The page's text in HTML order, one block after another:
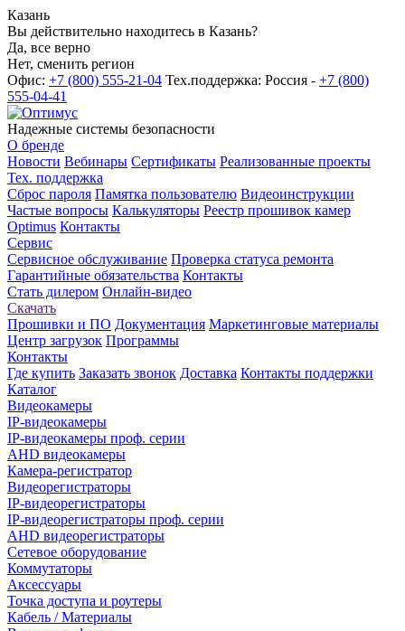
Казань
Вы действительно находитесь в Казань?
Да, все верно
Нет, сменить регион
Офис: +7 (800) 555-21-04 Тех.поддержка: Россия - +7 (800)
555-04-41
Надежные системы безопасности
О бренде
Новости Вебинары Сертификаты Реализованные проекты
Тех. поддержка
Сброс пароля Памятка пользователю Видеоинструкции
Частые вопросы Калькуляторы Реестр прошивок камер
Optimus Контакты
Сервис
Сервисное обслуживание Проверка статуса ремонта
Гарантийные обязательства Контакты
Стать дилером Онлайн-видео
Скачать
Прошивки и ПО Документация Маркетинговые материалы
Центр загрузок Программы
Контакты
Где купить Заказать звонок Доставка Контакты поддержки
Каталог
Видеокамеры
IP-видеокамеры
IP-видеокамеры проф. серии
AHD видеокамеры
Камера-регистратор
Видеорегистраторы
IP-видеорегистраторы
IP-видеорегистраторы проф. серии
AHD видеорегистраторы
Сетевое оборудование
Коммутаторы
Аксессуары
Точка доступа и роутеры
Кабель / Материалы